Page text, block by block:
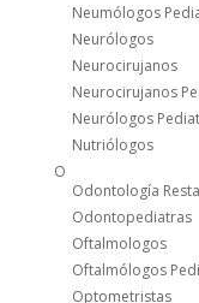
Neumólogos
Neurólogos
Neurocirujanos
Neurocirujanos
Neurólogos
Nutriólogos
O
Odontología
Odontopediatras
Oftalmologos
Oftalmólogos
Optometristas